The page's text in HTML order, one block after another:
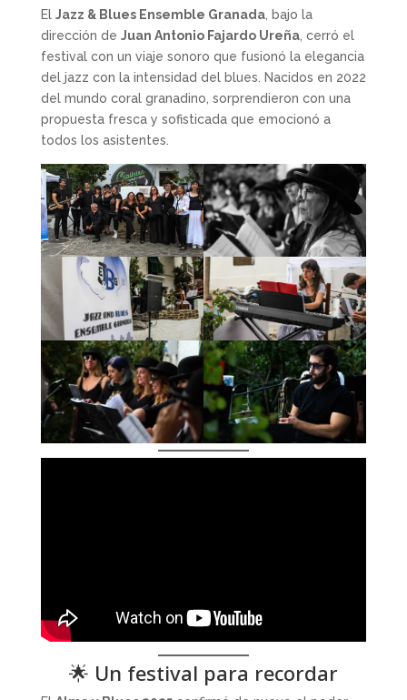
El Jazz & Blues Ensemble Granada, bajo la
dirección de Juan Antonio Fajardo Ureña, cerró el
festival con un viaje sonoro que fusionó la elegancia
del jazz con la intensidad del blues. Nacidos en 2022
del mundo coral granadino, sorprendieron con una
propuesta fresca y sofisticada que emocionó a
todos los asistentes.
🌟 Un festival para recordar